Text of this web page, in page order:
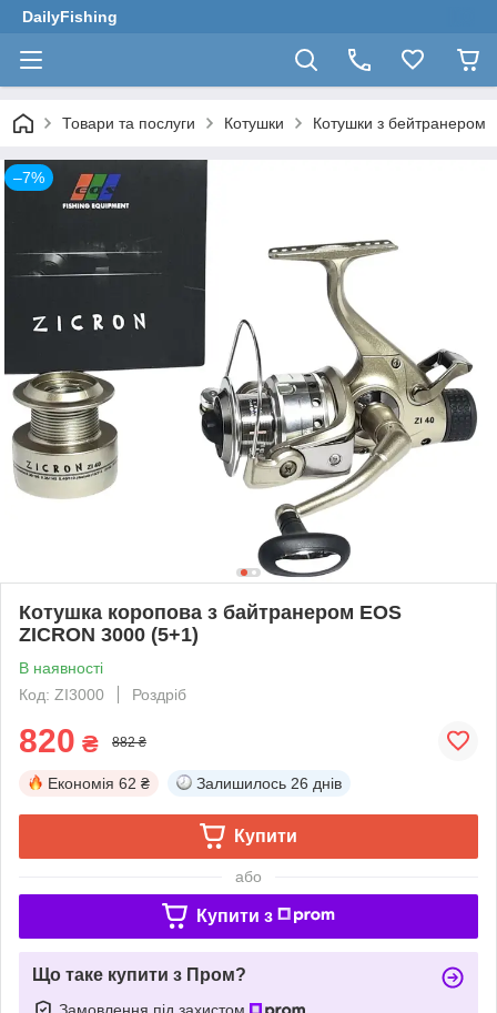
DailyFishing
Товари та послуги Котушки Котушки з бейтранером
–7%
Котушка коропова з байтранером EOS
ZICRON 3000 (5+1)
В наявності
Код: ZI3000
Роздріб
820 ₴ 882 ₴
Економія 62 ₴ Залишилось 26 днів
Купити
або
Купити з
Що таке купити з Пром?
Замовлення під захистом